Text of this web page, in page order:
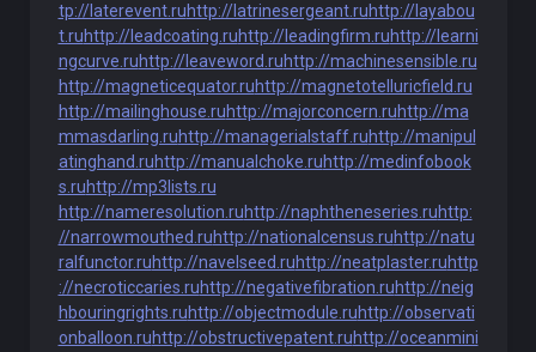
tp://laterevent.ruhttp://latrinesergeant.ruhttp://layabou
t.ruhttp://leadcoating.ruhttp://leadingfirm.ruhttp://learni
ngcurve.ruhttp://leaveword.ruhttp://machinesensible.ru
http://magneticequator.ruhttp://magnetotelluricfield.ru
http://mailinghouse.ruhttp://majorconcern.ruhttp://ma
mmasdarling.ruhttp://managerialstaff.ruhttp://manipul
atinghand.ruhttp://manualchoke.ruhttp://medinfobook
s.ruhttp://mp3lists.ru
http://nameresolution.ruhttp://naphtheneseries.ruhttp:
//narrowmouthed.ruhttp://nationalcensus.ruhttp://natu
ralfunctor.ruhttp://navelseed.ruhttp://neatplaster.ruhttp
://necroticcaries.ruhttp://negativefibration.ruhttp://neig
hbouringrights.ruhttp://objectmodule.ruhttp://observati
onballoon.ruhttp://obstructivepatent.ruhttp://oceanmini